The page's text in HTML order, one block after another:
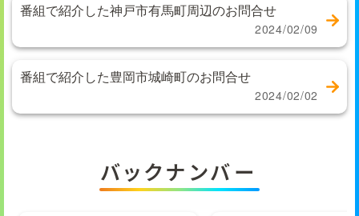
番組で紹介した神戸市有馬町周辺のお問合せ
2024/02/09
番組で紹介した豊岡市城崎町のお問合せ
2024/02/02
バックナンバー